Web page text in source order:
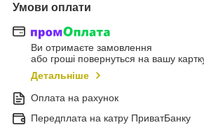
Умови оплати
Ви отримаєте замовлення
або гроші повернуться на вашу
Детальніше
Оплата на рахунок
Передплата на катру ПриватБанку